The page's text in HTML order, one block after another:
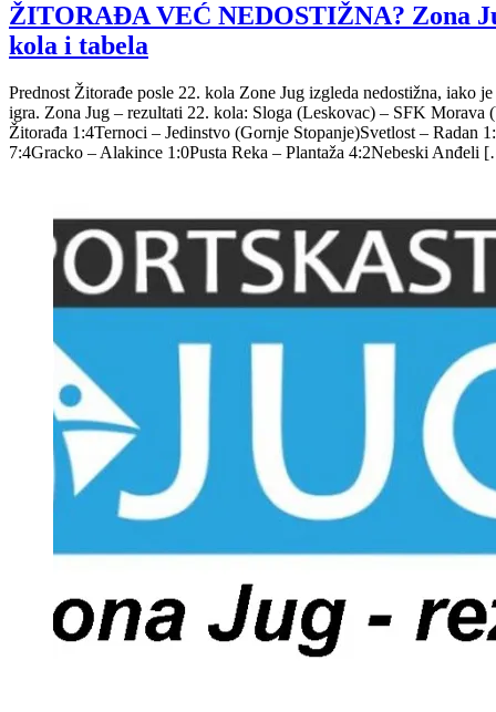
ŽITORAĐA VEĆ NEDOSTIŽNA? Zona
kola i tabela
Prednost Žitorađe posle 22. kola Zone Jug izgleda nedostižna, iako
igra. Zona Jug – rezultati 22. kola: Sloga (Leskovac) – SFK Morava
Žitorađa 1:4Ternoci – Jedinstvo (Gornje Stopanje)Svetlost – Radan
7:4Gracko – Alakince 1:0Pusta Reka – Plantaža 4:2Nebeski Anđeli